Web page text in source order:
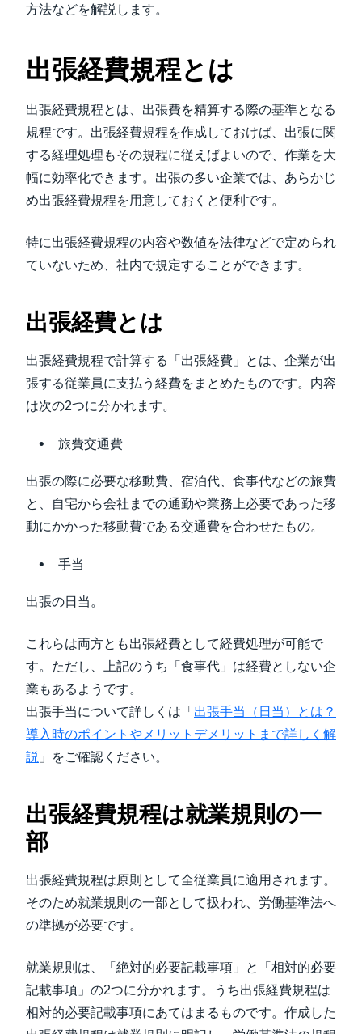
方法などを解説します。
出張経費規程とは
出張経費規程とは、出張費を精算する際の基準となる
規程です。出張経費規程を作成しておけば、出張に関
する経理処理もその規程に従えばよいので、作業を大
幅に効率化できます。出張の多い企業では、あらかじ
め出張経費規程を用意しておくと便利です。
特に出張経費規程の内容や数値を法律などで定められ
ていないため、社内で規定することができます。
出張経費とは
出張経費規程で計算する「出張経費」とは、企業が出
張する従業員に支払う経費をまとめたものです。内容
は次の2つに分かれます。
旅費交通費
出張の際に必要な移動費、宿泊代、食事代などの旅費
と、自宅から会社までの通勤や業務上必要であった移
動にかかった移動費である交通費を合わせたもの。
手当
出張の日当。
これらは両方とも出張経費として経費処理が可能で
す。ただし、上記のうち「食事代」は経費としない企
業もあるようです。
出張手当について詳しくは「 出張手当（日当）とは？
導入時のポイントやメリットデメリットまで詳しく解
説 」をご確認ください。
出張経費規程は就業規則の一
部
出張経費規程は原則として全従業員に適用されます。
そのため就業規則の一部として扱われ、労働基準法へ
の準拠が必要です。
就業規則は、「絶対的必要記載事項」と「相対的必要
記載事項」の2つに分かれます。うち出張経費規程は
相対的必要記載事項にあてはまるものです。作成した